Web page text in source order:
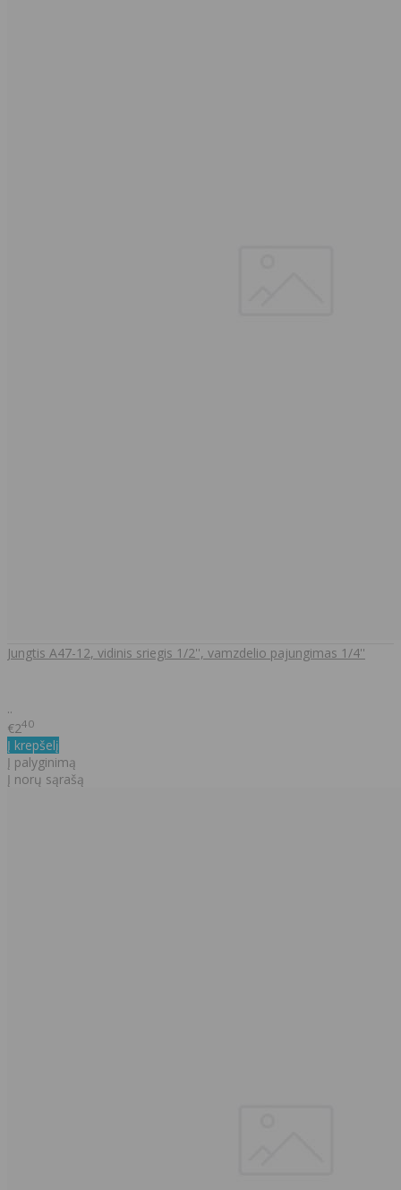
Jungtis A47-12, vidinis sriegis 1/2'', vamzdelio pajungimas 1/4''
..
€240
Į krepšelį
Į palyginimą
Į norų sąrašą